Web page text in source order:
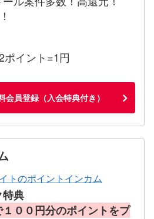
ポイント=1円
会員登録（入会特典付き）
典
００円分のポイントをプ